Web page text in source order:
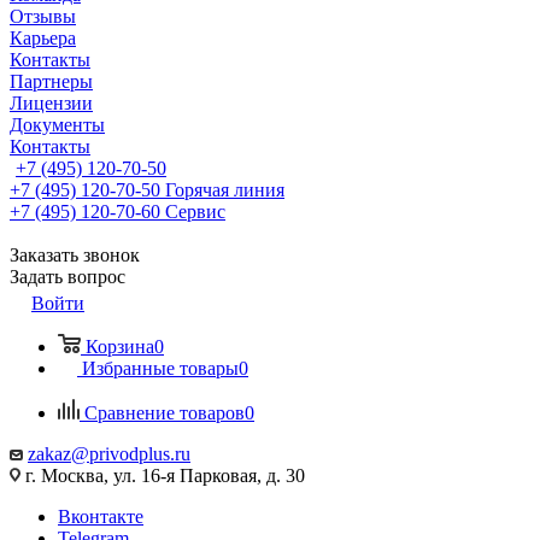
Отзывы
Карьера
Контакты
Партнеры
Лицензии
Документы
Контакты
+7 (495) 120-70-50
+7 (495) 120-70-50 Горячая линия
+7 (495) 120-70-60 Сервис
Заказать звонок
Задать вопрос
Войти
Корзина0
Избранные товары0
Сравнение товаров0
zakaz@privodplus.ru
г. Москва, ул. 16-я Парковая, д. 30
Вконтакте